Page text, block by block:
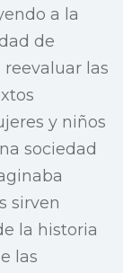
a la
de
reevaluar las
y niños
sociedad
sirven
la historia
las